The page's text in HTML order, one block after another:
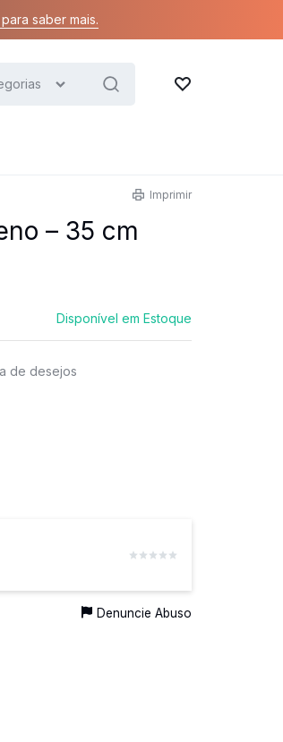
saber mais.
Imprimir
– 35 cm
Disponível em Estoque
Denuncie Abuso